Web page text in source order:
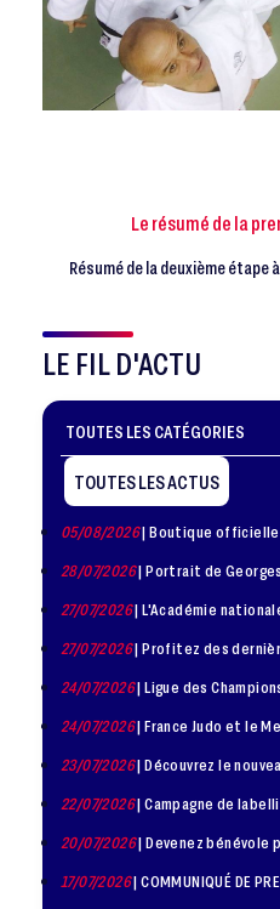
Le résumé de la
Résumé de la deuxième étape
LE FIL D'ACTU
TOUTES LES ACTUS
05/08/2026| Boutique officielle : Nouvelles gammes
28/07/2026| Portrait de Georges Pfeifer (président de 1981
27/07/2026| L'Académie
27/07/2026| Profitez des
24/07/2026| Ligue des
24/07/2026| France Judo et le Medef International organisent
23/07/2026| Découvrez le nouveau podcast de l'été pour les
22/07/2026| Campagne de
20/07/2026| Devenez bénévole pour la Ligue des champions de
17/07/2026| COMMUNIQUÉ DE